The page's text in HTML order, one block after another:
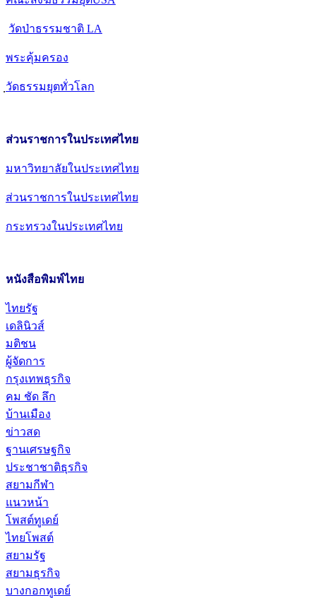
วัดป่าธรรมชาติ LA
พระคุ้มครอง
วัดธรรมยุตทั่วโลก
ส่วนราชการในประเทศไทย
มหาวิทยาลัยในประเทศไทย
ส่วนราชการในประเทศไทย
กระทรวงในประเทศไทย
หนังสือพิมพ์ไทย
ไทยรัฐ
เดลินิวส์
มติชน
ผู้จัดการ
กรุงเทพธุรกิจ
คม ชัด ลึก
บ้านเมือง
ข่าวสด
ฐานเศรษฐกิจ
ประชาชาติธุรกิจ
สยามกีฬา
แนวหน้า
โพสต์ทูเดย์
ไทยโพสต์
สยามรัฐ
สยามธุรกิจ
บางกอกทูเดย์